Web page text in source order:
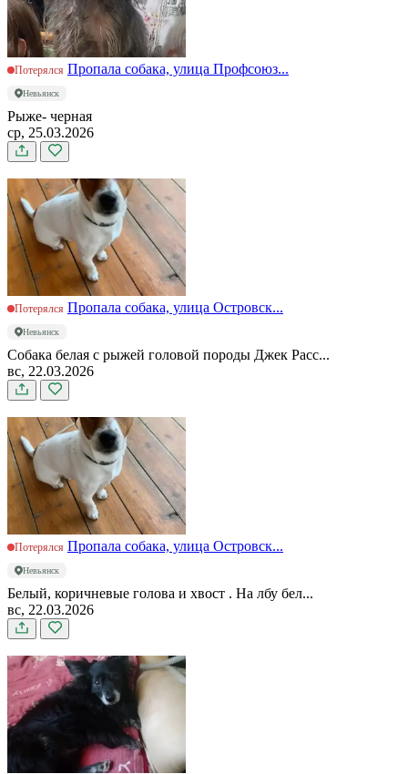
Потерялся Пропала собака, улица Профсоюз...
Невьянск
Рыже- черная
ср, 25.03.2026
Потерялся Пропала собака, улица Островск...
Невьянск
Собака белая с рыжей головой породы Джек Расс...
вс, 22.03.2026
Потерялся Пропала собака, улица Островск...
Невьянск
Белый, коричневые голова и хвост . На лбу бел...
вс, 22.03.2026